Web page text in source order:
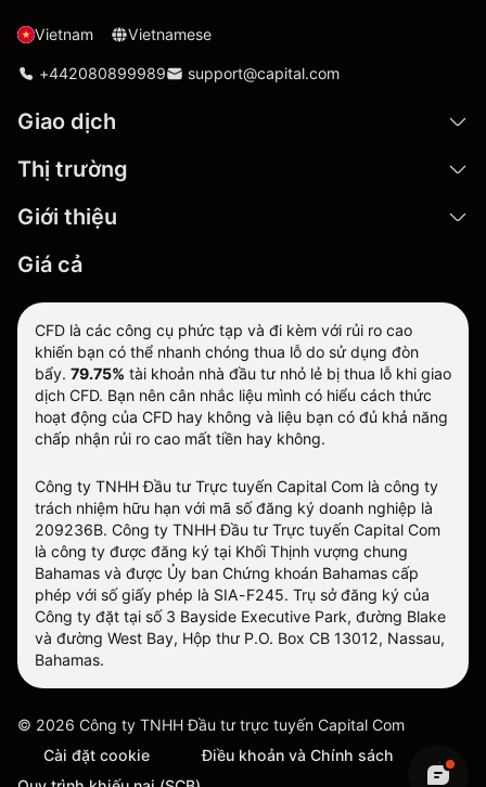
Vietnam Vietnamese
+442080899989 support@capital.com
Giao dịch
Thị trường
Giới thiệu
Giá cả
CFD là các công cụ phức tạp và đi kèm với rủi ro cao
khiến bạn có thể nhanh chóng thua lỗ do sử dụng đòn
bẩy. 79.75% tài khoản nhà đầu tư nhỏ lẻ bị thua lỗ khi giao
dịch CFD. Bạn nên cân nhắc liệu mình có hiểu cách thức
hoạt động của CFD hay không và liệu bạn có đủ khả năng
chấp nhận rủi ro cao mất tiền hay không.
Công ty TNHH Đầu tư Trực tuyến Capital Com là công ty
trách nhiệm hữu hạn với mã số đăng ký doanh nghiệp là
209236B. Công ty TNHH Đầu tư Trực tuyến Capital Com
là công ty được đăng ký tại Khối Thịnh vượng chung
Bahamas và được Ủy ban Chứng khoán Bahamas cấp
phép với số giấy phép là SIA-F245. Trụ sở đăng ký của
Công ty đặt tại số 3 Bayside Executive Park, đường Blake
và đường West Bay, Hộp thư P.O. Box CB 13012, Nassau,
Bahamas.
© 2026 Công ty TNHH Đầu tư trực tuyến Capital Com
Cài đặt cookie
Điều khoản và Chính sách